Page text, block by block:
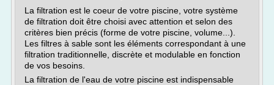
La filtration est le coeur de votre piscine, votre système
de filtration doit être choisi avec attention et selon des
critères bien précis (forme de votre piscine, volume...).
Les filtres à sable sont les éléments correspondant à une
filtration traditionnelle, discrète et modulable en fonction
de vos besoins.
La filtration de l'eau de votre piscine est indispensable